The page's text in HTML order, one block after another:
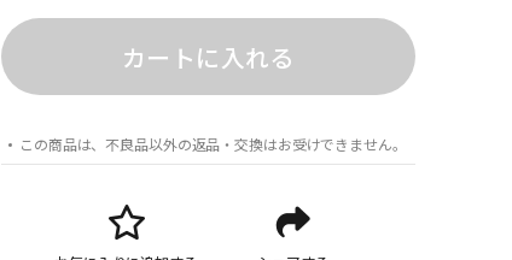
カートに入れる
この商品は、不良品以外の返品・交換はお受けできません。